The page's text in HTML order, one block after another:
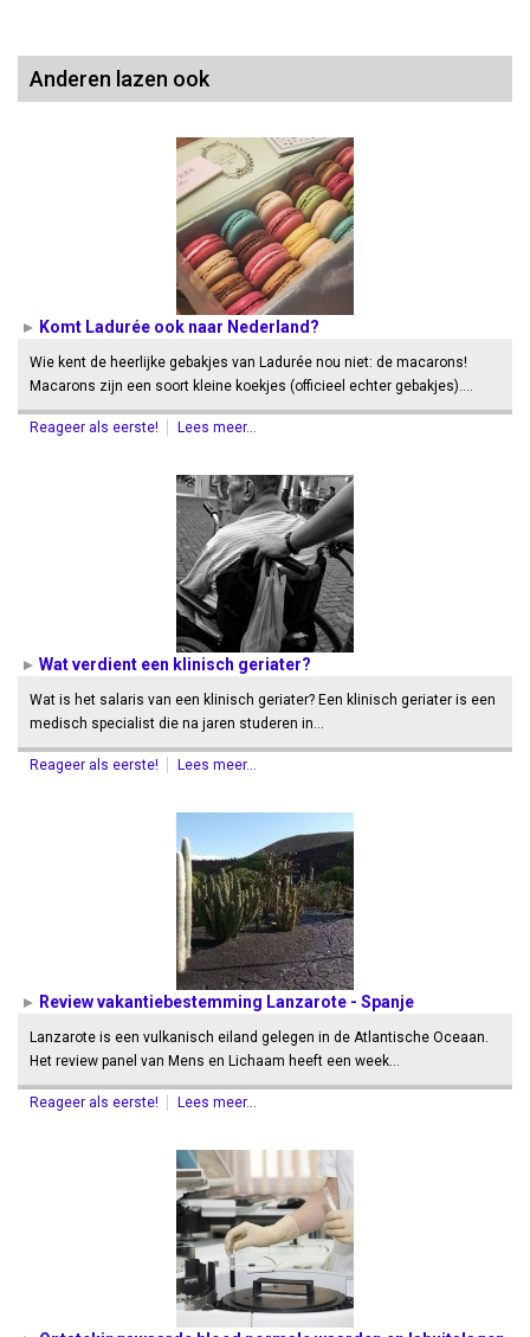
Anderen lazen ook
Komt Ladurée ook naar Nederland?
Wie kent de heerlijke gebakjes van Ladurée nou niet: de macarons!
Macarons zijn een soort kleine koekjes (officieel echter gebakjes).…
Reageer als eerste! Lees meer...
Wat verdient een klinisch geriater?
Wat is het salaris van een klinisch geriater? Een klinisch geriater is een
medisch specialist die na jaren studeren in…
Reageer als eerste! Lees meer...
Review vakantiebestemming Lanzarote - Spanje
Lanzarote is een vulkanisch eiland gelegen in de Atlantische Oceaan.
Het review panel van Mens en Lichaam heeft een week…
Reageer als eerste! Lees meer...